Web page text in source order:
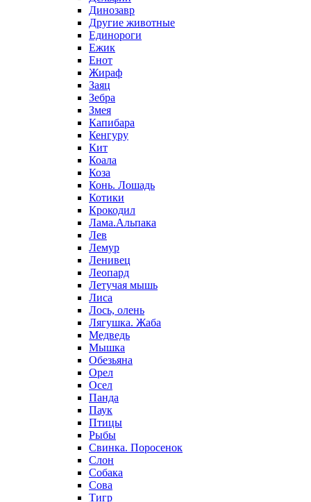
Динозавр
Другие животные
Единороги
Ежик
Енот
Жираф
Заяц
Зебра
Змея
Капибара
Кенгуру
Кит
Коала
Коза
Конь. Лошадь
Котики
Крокодил
Лама.Альпака
Лев
Лемур
Ленивец
Леопард
Летучая мышь
Лиса
Лось, олень
Лягушка. Жаба
Медведь
Мышка
Обезьяна
Орел
Осел
Панда
Паук
Птицы
Рыбы
Свинка. Поросенок
Слон
Собака
Сова
Тигр